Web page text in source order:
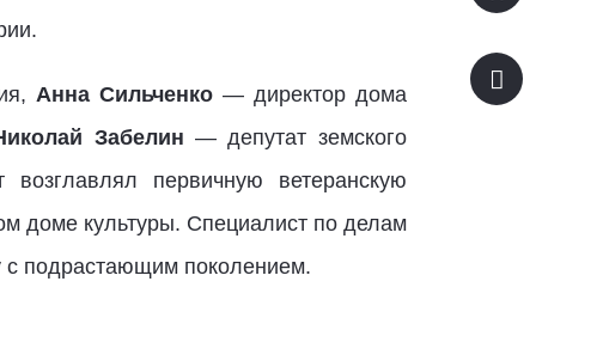
Анна Сильченко— директор дома
Забелин — депутат земского
первичную ветеранскую
доме культуры. Специалист по делам
подрастающим поколением.